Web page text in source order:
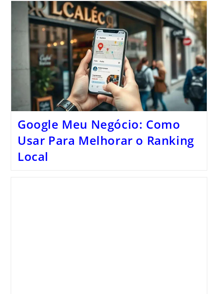
Google Meu Negócio: Como
Usar Para Melhorar o Ranking
Local